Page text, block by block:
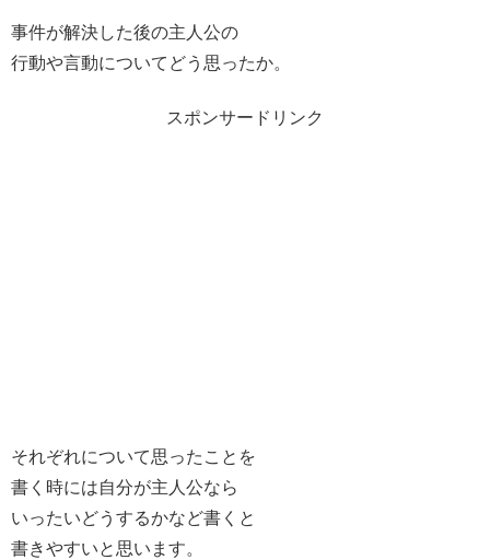
事件が解決した後の主人公の
行動や言動についてどう思ったか。
スポンサードリンク
それぞれについて思ったことを
書く時には自分が主人公なら
いったいどうするかなど書くと
書きやすいと思います。